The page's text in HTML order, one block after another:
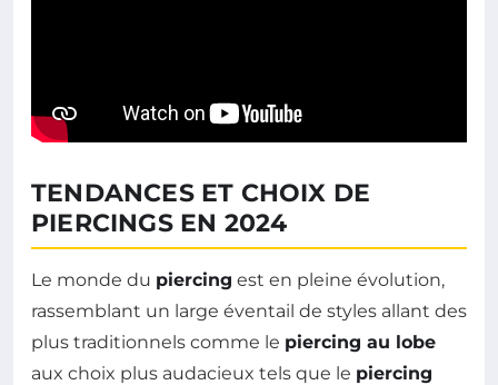
TENDANCES ET CHOIX DE
PIERCINGS EN 2024
Le monde du piercing est en pleine évolution,
rassemblant un large éventail de styles allant des
plus traditionnels comme le piercing au lobe
aux choix plus audacieux tels que le piercing